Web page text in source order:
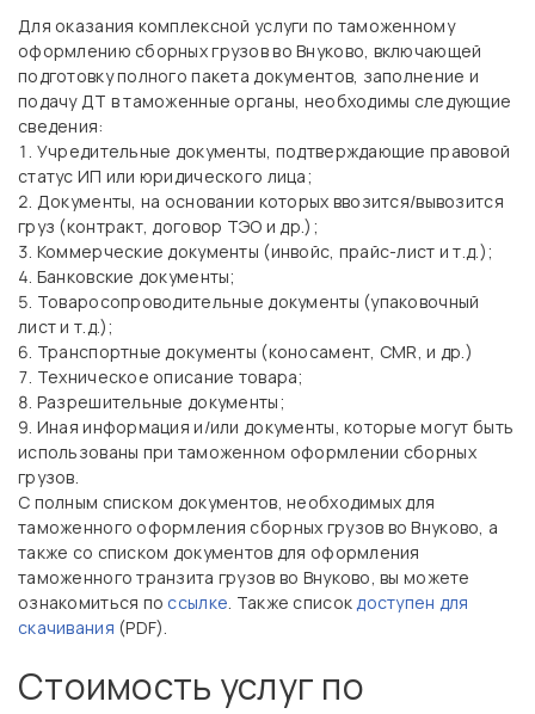
Для оказания комплексной услуги по таможенному
оформлению сборных грузов во Внуково, включающей
подготовку полного пакета документов, заполнение и
подачу ДТ в таможенные органы, необходимы следующие
сведения:
Учредительные документы, подтверждающие правовой
статус ИП или юридического лица;
Документы, на основании которых ввозится/вывозится
груз (контракт, договор ТЭО и др.);
Коммерческие документы (инвойс, прайс-лист и т.д.);
Банковские документы;
Товаросопроводительные документы (упаковочный
лист и т.д.);
Транспортные документы (коносамент, CMR, и др.)
Техническое описание товара;
Разрешительные документы;
Иная информация и/или документы, которые могут быть
использованы при таможенном оформлении сборных
грузов.
С полным списком документов, необходимых для
таможенного оформления сборных грузов во Внуково, а
также со списком документов для оформления
таможенного транзита грузов во Внуково, вы можете
ознакомиться по ссылке. Также списокдоступен для
скачивания (PDF).
Стоимость услуг по